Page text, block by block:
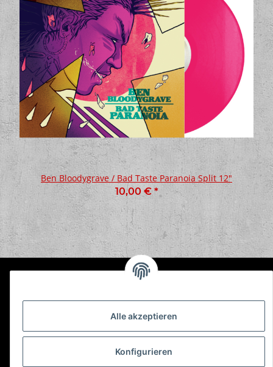
Ben Bloodygrave / Bad Taste Paranoia Split 12"
10,00 € *
Gesetzliche InformationenAlle akzeptieren
Konfigurieren